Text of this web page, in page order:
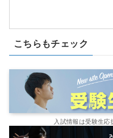
こちらもチェック
入試情報は受験生応